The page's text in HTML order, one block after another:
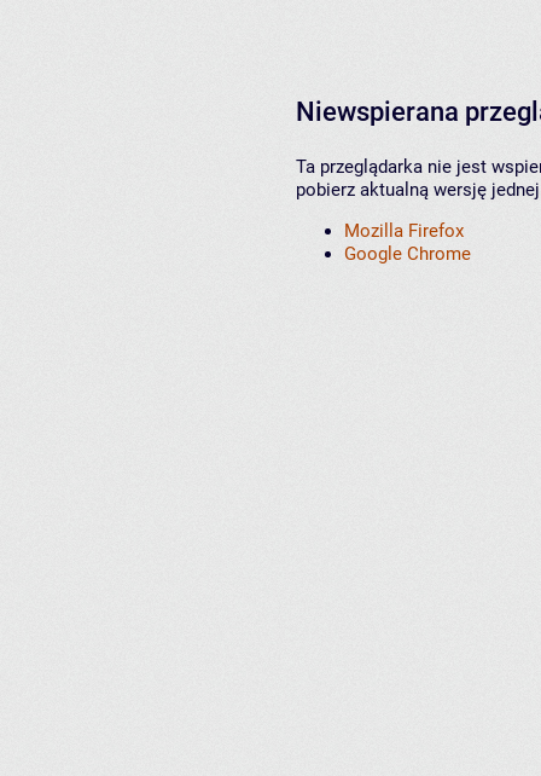
Niewspierana
Ta przeglądarka nie jest
pobierz aktualną wersję
Mozilla Firefox
Google Chrome